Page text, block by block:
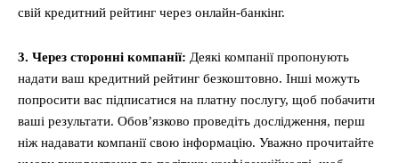
свій кредитний рейтинг через онлайн-банкінг.
3. Через сторонні компанії: Деякі компанії пропонують
надати ваш кредитний рейтинг безкоштовно. Інші можуть
попросити вас підписатися на платну послугу, щоб побачити
ваші результати. Обов’язково проведіть дослідження, перш
ніж надавати компанії свою інформацію. Уважно прочитайте